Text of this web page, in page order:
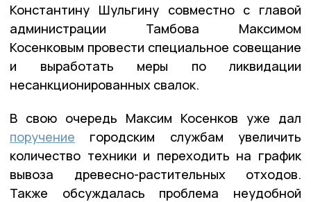
Константину Шульгину совместно с главой
администрации Тамбова Максимом
Косенковым провести специальное совещание
и выработать меры по ликвидации
несанкционированных свалок.
В свою очередь Максим Косенков уже дал
поручение городским службам увеличить
количество техники и переходить на график
вывоза древесно-растительных отходов.
Также обсуждалась проблема неудобной